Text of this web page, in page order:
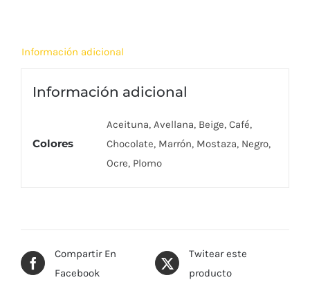
Información adicional
Información adicional
Colores
Aceituna, Avellana, Beige, Café,
Chocolate, Marrón, Mostaza, Negro,
Ocre, Plomo
Compartir En
Facebook
Twitear este
producto